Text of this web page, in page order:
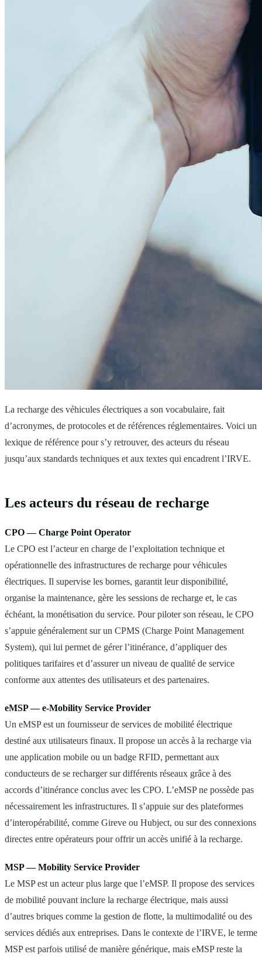
La recharge des véhicules électriques a son vocabulaire, fait
d’acronymes, de protocoles et de références réglementaires. Voici un
lexique de référence pour s’y retrouver, des acteurs du réseau
jusqu’aux standards techniques et aux textes qui encadrent l’IRVE.
Les acteurs du réseau de recharge
CPO — Charge Point Operator
Le CPO est l’acteur en charge de l’exploitation technique et
opérationnelle des infrastructures de recharge pour véhicules
électriques. Il supervise les bornes, garantit leur disponibilité,
organise la maintenance, gère les sessions de recharge et, le cas
échéant, la monétisation du service. Pour piloter son réseau, le CPO
s’appuie généralement sur un CPMS (Charge Point Management
System), qui lui permet de gérer l’itinérance, d’appliquer des
politiques tarifaires et d’assurer un niveau de qualité de service
conforme aux attentes des utilisateurs et des partenaires.
eMSP — e-Mobility Service Provider
Un eMSP est un fournisseur de services de mobilité électrique
destiné aux utilisateurs finaux. Il propose un accès à la recharge via
une application mobile ou un badge RFID, permettant aux
conducteurs de se recharger sur différents réseaux grâce à des
accords d’itinérance conclus avec les CPO. L’eMSP ne possède pas
nécessairement les infrastructures. Il s’appuie sur des plateformes
d’interopérabilité, comme Gireve ou Hubject, ou sur des connexions
directes entre opérateurs pour offrir un accès unifié à la recharge.
MSP — Mobility Service Provider
Le MSP est un acteur plus large que l’eMSP. Il propose des services
de mobilité pouvant inclure la recharge électrique, mais aussi
d’autres briques comme la gestion de flotte, la multimodalité ou des
services dédiés aux entreprises. Dans le contexte de l’IRVE, le terme
MSP est parfois utilisé de manière générique, mais eMSP reste la